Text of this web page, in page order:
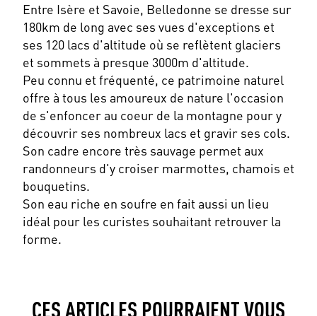
Entre Isère et Savoie, Belledonne se dresse sur
180km de long avec ses vues d'exceptions et
ses 120 lacs d'altitude où se reflètent glaciers
et sommets à presque 3000m d'altitude.
Peu connu et fréquenté, ce patrimoine naturel
offre à tous les amoureux de nature l'occasion
de s'enfoncer au coeur de la montagne pour y
découvrir ses nombreux lacs et gravir ses cols.
Son cadre encore très sauvage permet aux
randonneurs d'y croiser marmottes, chamois et
bouquetins.
Son eau riche en soufre en fait aussi un lieu
idéal pour les curistes souhaitant retrouver la
forme.
CES ARTICLES POURRAIENT VOUS